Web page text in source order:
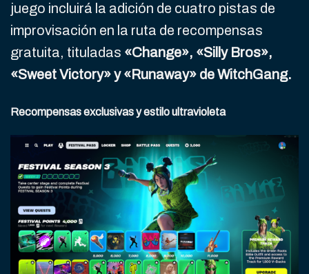
juego incluirá la adición de cuatro pistas de
improvisación en la ruta de recompensas
gratuita, tituladas «Change», «Silly Bros»,
«Sweet Victory» y «Runaway» de WitchGang.
Recompensas exclusivas y estilo ultravioleta